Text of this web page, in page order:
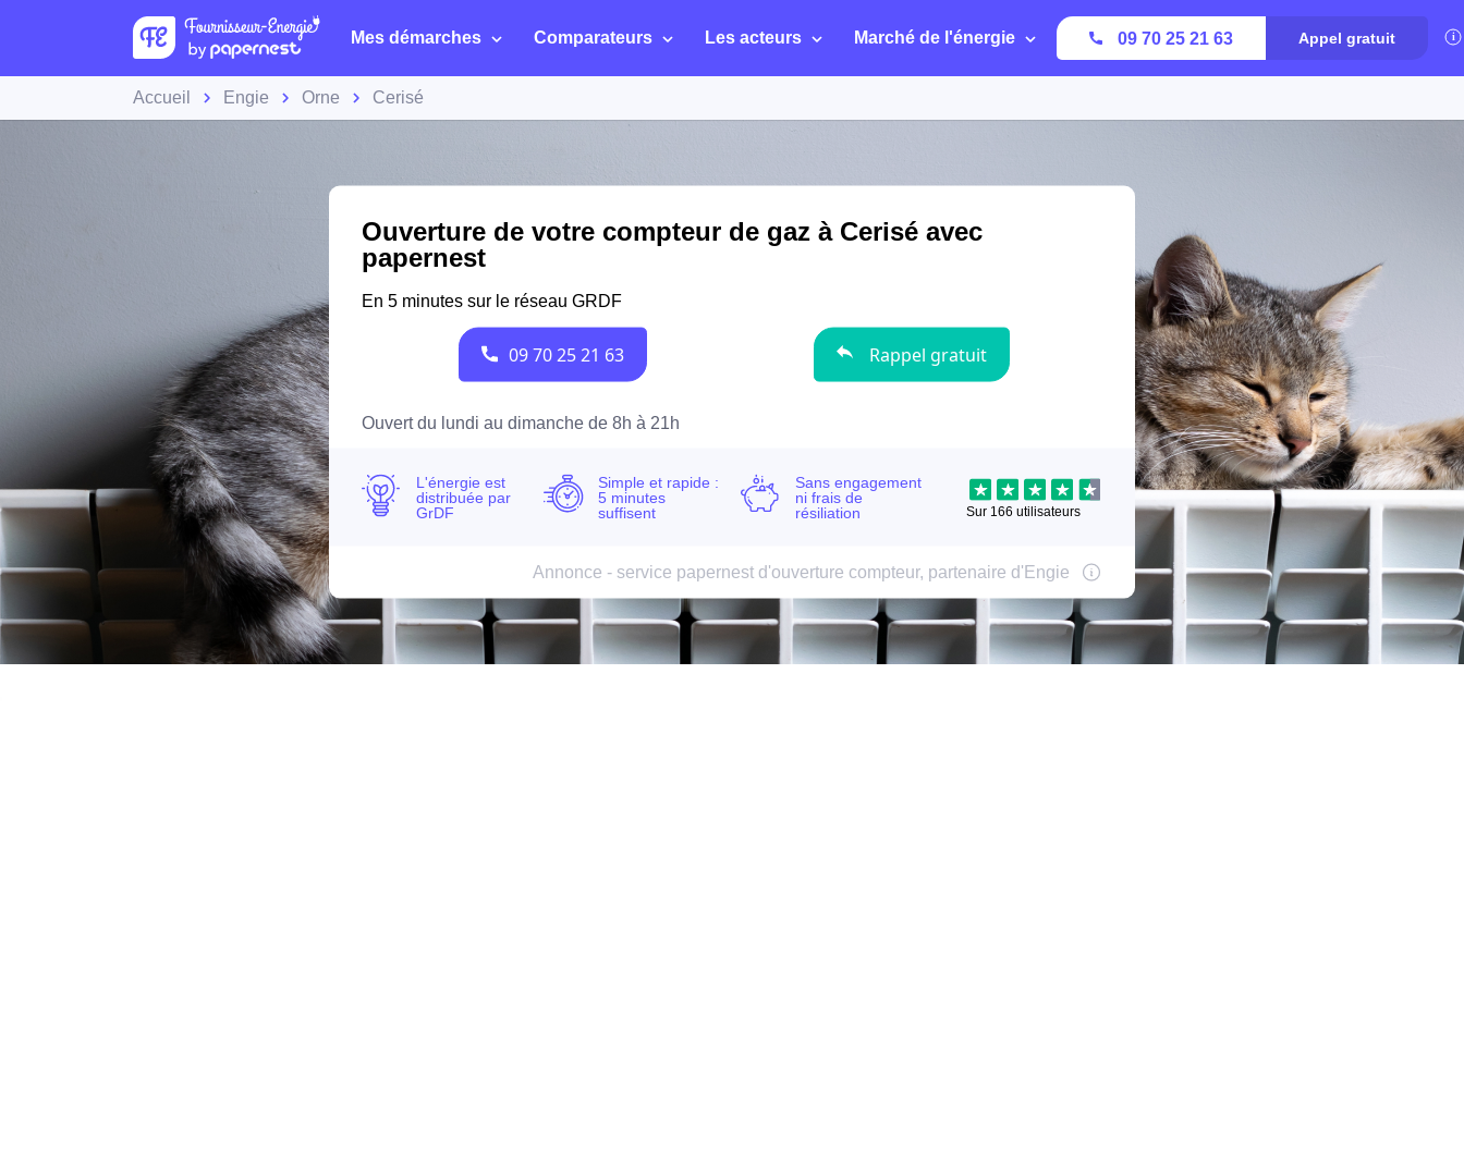
Mes démarches Comparateurs Les acteurs Marché de l'énergie 09 70 25 21 63 Appel gratuit
Accueil Engie Orne Cerisé